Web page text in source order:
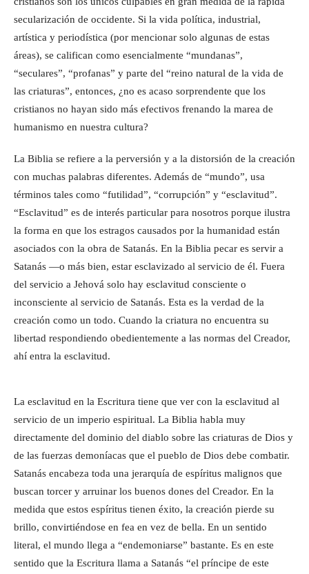
secularización de occidente. Si la vida política, industrial,
artística y periodística (por mencionar solo algunas de estas
áreas), se califican como esencialmente “mundanas”,
“seculares”, “profanas” y parte del “reino natural de la vida de
las criaturas”, entonces, ¿no es acaso sorprendente que los
cristianos no hayan sido más efectivos frenando la marea de
humanismo en nuestra cultura?
La Biblia se refiere a la perversión y a la distorsión de la creación
con muchas palabras diferentes. Además de “mundo”, usa
términos tales como “futilidad”, “corrupción” y “esclavitud”.
“Esclavitud” es de interés particular para nosotros porque ilustra
la forma en que los estragos causados por la humanidad están
asociados con la obra de Satanás. En la Biblia pecar es servir a
Satanás —o más bien, estar esclavizado al servicio de él. Fuera
del servicio a Jehová solo hay esclavitud consciente o
inconsciente al servicio de Satanás. Esta es la verdad de la
creación como un todo. Cuando la criatura no encuentra su
libertad respondiendo obedientemente a las normas del Creador,
ahí entra la esclavitud.
La esclavitud en la Escritura tiene que ver con la esclavitud al
servicio de un imperio espiritual. La Biblia habla muy
directamente del dominio del diablo sobre las criaturas de Dios y
de las fuerzas demoníacas que el pueblo de Dios debe combatir.
Satanás encabeza toda una jerarquía de espíritus malignos que
buscan torcer y arruinar los buenos dones del Creador. En la
medida que estos espíritus tienen éxito, la creación pierde su
brillo, convirtiéndose en fea en vez de bella. En un sentido
literal, el mundo llega a “endemoniarse” bastante. Es en este
sentido que la Escritura llama a Satanás “el príncipe de este